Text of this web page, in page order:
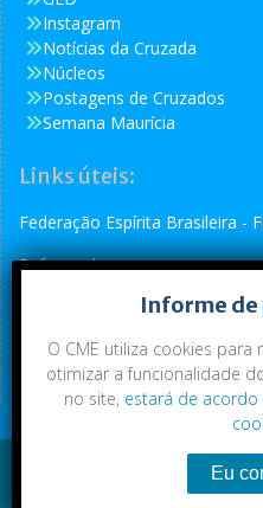
Instagram
Notícias da Cruzada
Núcleos
Postagens de Cruzados
Semana Maurícia
Links úteis:
Federação Espírita Brasileira -
Reformador
Conselho Espírita Internacional
Conteúdo exclusivo da
Informe
O CME utiliza cookies para
otimizar a funcionalidade
no site, estará de